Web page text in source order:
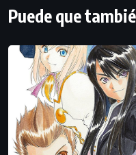
Puede que